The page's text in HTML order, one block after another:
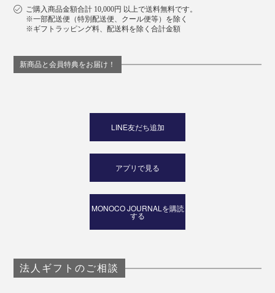
か、デザートに添えても美味。ハチミツやレーズン、ア
イスクリームなどの甘みと相性が良く、一緒に口に入れ
ニュ地方のラカイユ村。標高1000mのミネラルたっぷり
ご購入商品金額合計 10,000円 以上で送料無料です。
※一部配送便（特別配送便、クール便等）を除く
※ギフトラッピング料、配送料を除く合計金額
新商品と会員特典をお届け！
LINE友だち追加
アプリで見る
MONOCO JOURNALを購読
する
法人ギフトのご相談